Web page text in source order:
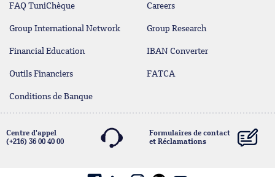
FAQ TuniChèque Careers
Group International Network Group Research
Financial Education IBAN Converter
Outils Financiers FATCA
Conditions de Banque
Centre d'appel
(+216) 36 00 40 00
Formulaires de contact
et Réclamations